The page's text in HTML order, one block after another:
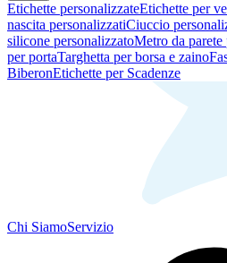
Etichette personalizzateEtichette per
nascita personalizzatiCiuccio
silicone personalizzatoMetro da parete
per portaTarghetta per borsa e zaino
BiberonEtichette per Scadenze
Chi SiamoServizio